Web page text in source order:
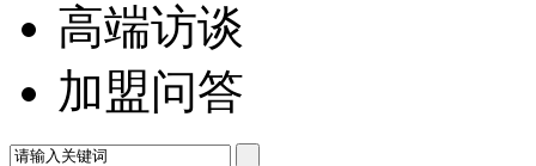
高端访谈
加盟问答